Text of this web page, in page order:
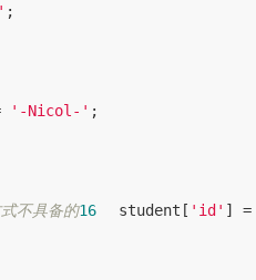
'-Nicol-'
不具备的16 student[ 'id' ] =